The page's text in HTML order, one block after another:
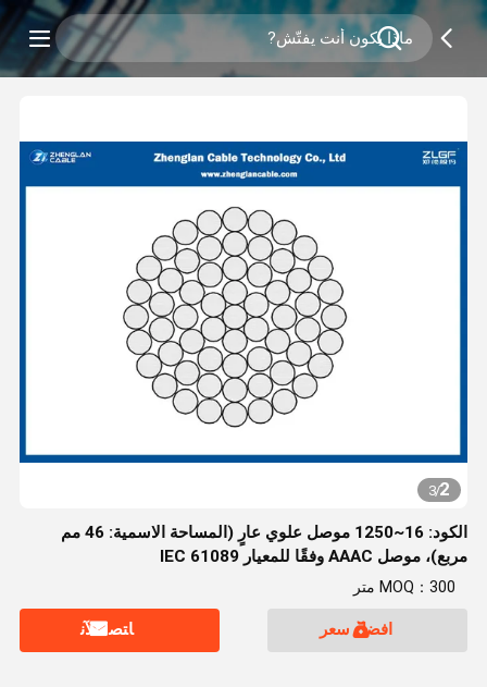
2
/
3
الكود: 16~1250 موصل علوي عارٍ (المساحة الاسمية: 46 مم
مربع)، موصل AAAC وفقًا للمعيار IEC 61089
MOQ：300 متر
افضل سعر ﺎﺘﺼﻟ ﺍﻶﻧ